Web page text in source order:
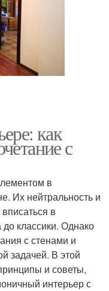
как
с
в
Их нейтральность и
в
классики. Однако
с стенами и
задачей. В этой
и советы,
интерьер с